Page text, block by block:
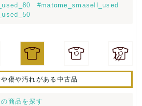
#matome_smasell_used
傷や汚れがある中古品
の商品を探す